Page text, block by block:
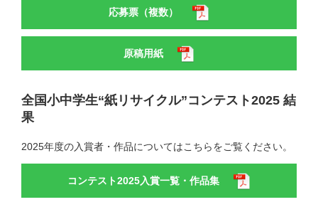
応募票（複数）
原稿用紙
全国小中学生“紙リサイクル”コンテスト2025 結
果
2025年度の入賞者・作品についてはこちらをご覧ください。
コンテスト2025入賞一覧・作品集